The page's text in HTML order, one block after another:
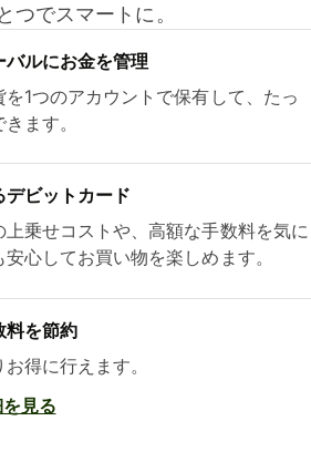
つでスマートに。
バ⁠ルにお金を管理
を1つのアカウントで保有して、たっ
ます。
ビットカード
乗せコストや、高額な手数料を気に
心してお買い物を楽しめます。
料を節約
得に行えます。
見る